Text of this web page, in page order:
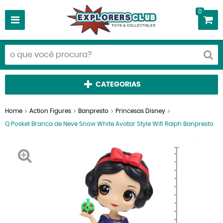
0
CATEGORIAS
Home Action Figures Banpresto Princesas Disney
Q Posket Branca de Neve Snow White Avatar Style Wifi Ralph Banpresto